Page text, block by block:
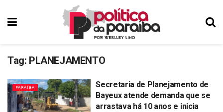
Tag: PLANEJAMENTO
PARAÍBA
Secretaria de Planejamento de
Bayeux atende demanda que se
arrastava há 10 anos e inicia